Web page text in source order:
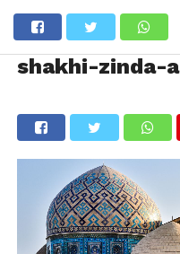
shakhi-zinda-a